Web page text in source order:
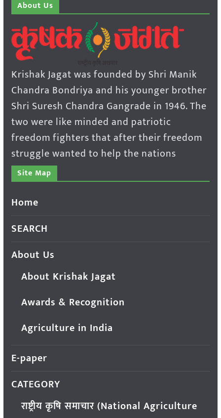
About Us
Krishak Jagat was founded by Shri Manik
Chandra Bondriya and his younger brother
Shri Suresh Chandra Gangrade in 1946. The
two were like minded and patriotic
freedom fighters that after their freedom
struggle wanted to help the nations
Site Map
Home
SEARCH
About Us
About Krishak Jagat
Awards & Recognition
Agriculture in India
E-paper
CATEGORY
राष्ट्रीय कृषि समाचार (National Agriculture